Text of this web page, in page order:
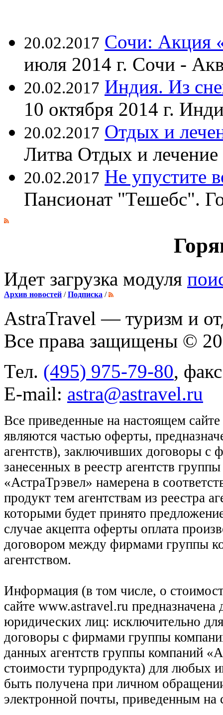
20.02.2017 Сочи: Акция
июля 2014 г. Сочи -
20.02.2017 Индия. Из
10 октября 2014 г.
20.02.2017 Отдых и
Литва Отдых и лечение
20.02.2017 Не упустите
Пансионат "Тешебс".
Идет загрузка модуля
Архив новостей /Подписка /
AstraTravel — туризм и
Все права защищены ©
Тел. (495) 975-79-80,
E-mail: astra@astravel.ru
Все приведенные на настоящем
являются частью оферты,
агентств), заключивших договоры
занесенных в реестр агентств
«АстраТрэвел» намерена в
продукт тем агентствам из реестра
которыми будет принято
случае акцепта оферты оплата
договором между фирмами группы
агентством.
Информация (в том числе, о
сайте www.astravel.ru предназначена
юридических лиц: исключительно
договоры с фирмами группы
данных агентств группы компаний
стоимости турпродукта) для любых
быть получена при личном
электронной почты, приведенным на